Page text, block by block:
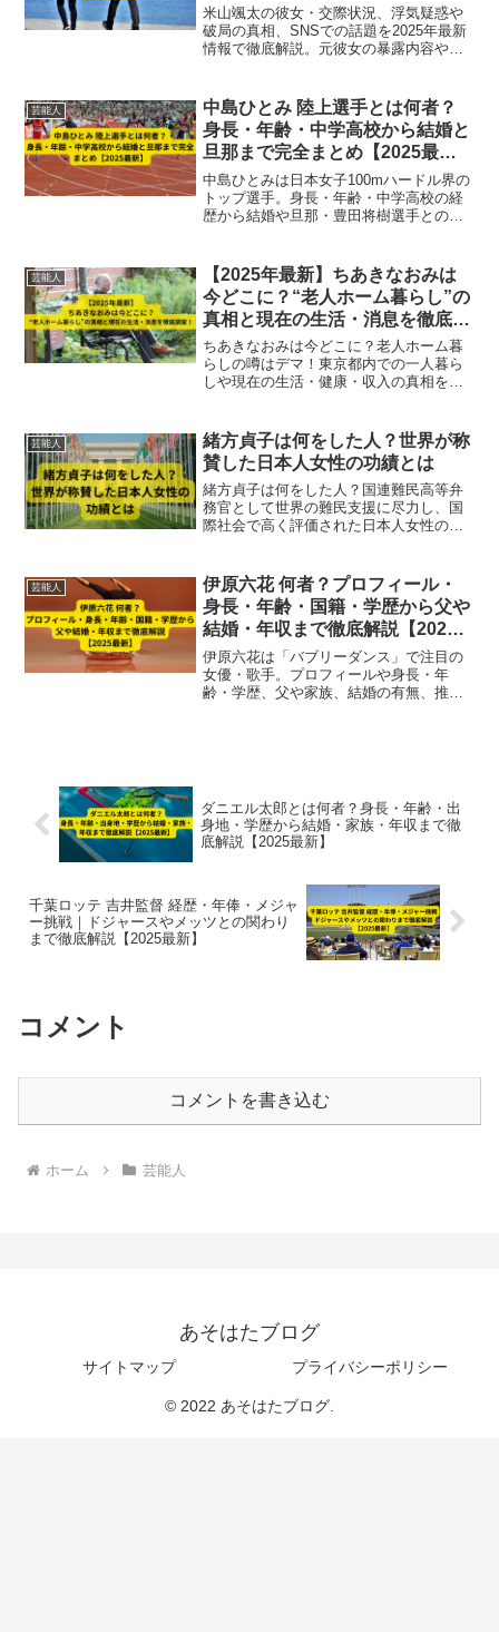
米山颯太の彼女・交際状況、浮気疑惑や
破局の真相、SNSでの話題を2025年最新
情報で徹底解説。元彼女の暴露内容やネ
芸能人
中島ひとみ 陸上選手とは何者？
身長・年齢・中学高校から結婚と
旦那まで完全まとめ【2025最
新】
中島ひとみは日本女子100mハードル界の
トップ選手。身長・年齢・中学高校の経
歴から結婚や旦那・豊田将樹選手との夫
芸能人
【2025年最新】ちあきなおみは
今どこに？“老人ホーム暮らし”の
真相と現在の生活・消息を徹底調
査！
ちあきなおみは今どこに？老人ホーム暮
らしの噂はデマ！東京都内での一人暮ら
しや現在の生活・健康・収入の真相を最
芸能人
緒方貞子は何をした人？世界が称
賛した日本人女性の功績とは
緒方貞子は何をした人？国連難民高等弁
務官として世界の難民支援に尽力し、国
際社会で高く評価された日本人女性の功
芸能人
伊原六花 何者？プロフィール・
身長・年齢・国籍・学歴から父や
結婚・年収まで徹底解説【2025
最新】
伊原六花は「バブリーダンス」で注目の
女優・歌手。プロフィールや身長・年
齢・学歴、父や家族、結婚の有無、推定
ダニエル太郎とは何者？身長・年齢・出
身地・学歴から結婚・家族・年収まで徹
底解説【2025最新】
千葉ロッテ 吉井監督 経歴・年俸・メジャ
ー挑戦｜ドジャースやメッツとの関わり
まで徹底解説【2025最新】
コメント
コメントを書き込む
ホーム 芸能人
あそはたブログ
サイトマップ プライバシーポリシー
© 2022 あそはたブログ.